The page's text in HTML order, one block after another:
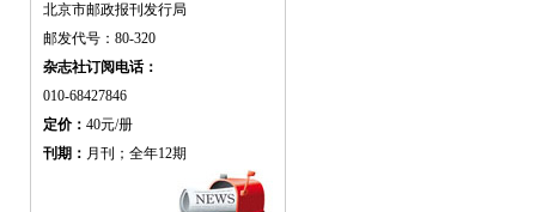
北京市邮政报刊发行局
邮发代号：80-320
杂志社订阅电话：
010-68427846
定价： 40元/册
刊期： 月刊；全年12期